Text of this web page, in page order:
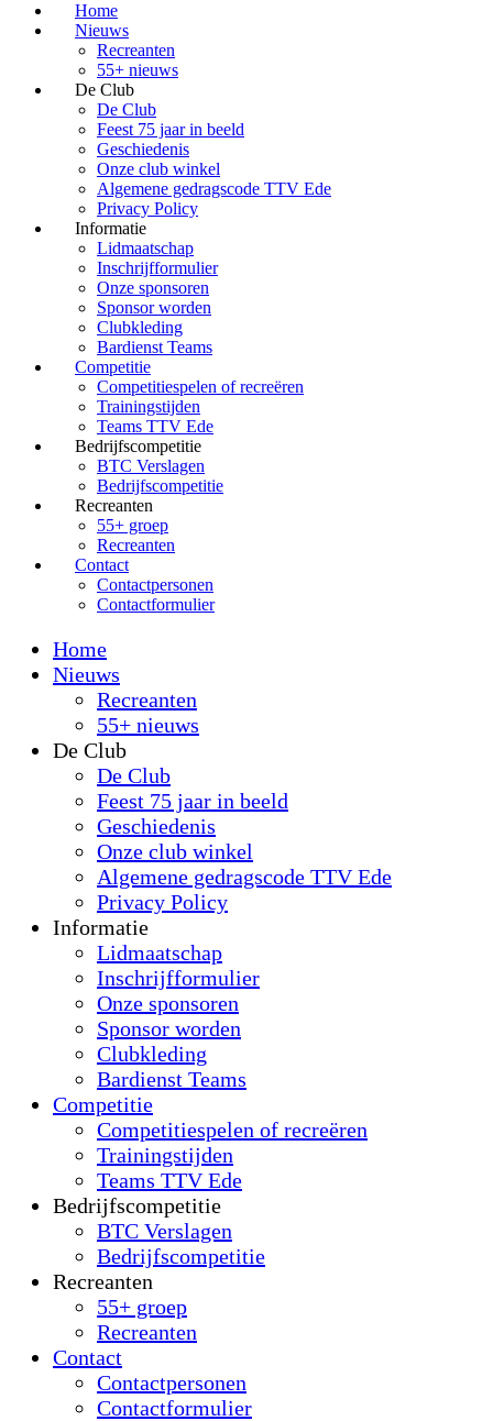
Home
Nieuws
Recreanten
55+ nieuws
De Club
De Club
Feest 75 jaar in beeld
Geschiedenis
Onze club winkel
Algemene gedragscode TTV Ede
Privacy Policy
Informatie
Lidmaatschap
Inschrijfformulier
Onze sponsoren
Sponsor worden
Clubkleding
Bardienst Teams
Competitie
Competitiespelen of recreëren
Trainingstijden
Teams TTV Ede
Bedrijfscompetitie
BTC Verslagen
Bedrijfscompetitie
Recreanten
55+ groep
Recreanten
Contact
Contactpersonen
Contactformulier
Home
Nieuws
Recreanten
55+ nieuws
De Club
De Club
Feest 75 jaar in beeld
Geschiedenis
Onze club winkel
Algemene gedragscode TTV Ede
Privacy Policy
Informatie
Lidmaatschap
Inschrijfformulier
Onze sponsoren
Sponsor worden
Clubkleding
Bardienst Teams
Competitie
Competitiespelen of recreëren
Trainingstijden
Teams TTV Ede
Bedrijfscompetitie
BTC Verslagen
Bedrijfscompetitie
Recreanten
55+ groep
Recreanten
Contact
Contactpersonen
Contactformulier